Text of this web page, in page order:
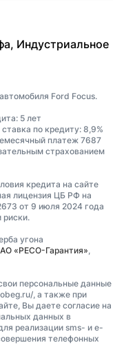
Индустриальное
Ford Focus.
5 лет
по кредиту: 8,9%
платеж 7687
страхованием
кредита на сайте
лицензия ЦБ РФ на
от 9 июля 2024 года
риски.
угона
«РЕСО-Гарантия»,
персональные данные
, а также при
Вы даете согласие на
данных в
реализации sms- и e-
телефонных